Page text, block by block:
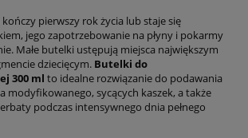
pierwszy rok życia lub staje się
jego zapotrzebowanie na płyny i pokarmy
Małe butelki ustępują miejsca największym
dziecięcym. Butelki do
300 ml to idealne rozwiązanie do podawania
modyfikowanego, sycących kaszek, a także
podczas intensywnego dnia pełnego